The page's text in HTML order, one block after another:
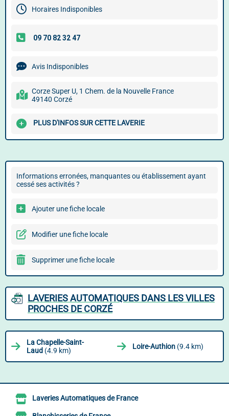
Horaires Indisponibles
Avis Indisponibles
Corze Super U, 1 Chem. de la Nouvelle France
49140 Corzé
PLUS D'INFOS SUR CETTE LAVERIE
Informations erronées, manquantes ou établissement ayant
cessé ses activités ?
Ajouter une fiche locale
Modifier une fiche locale
Supprimer une fiche locale
LAVERIES AUTOMATIQUES DANS LES VILLES
PROCHES DE CORZÉ
La Chapelle-Saint-
Laud (4.9 km) Loire-Authion (9.4 km)
Laveries Automatiques de France